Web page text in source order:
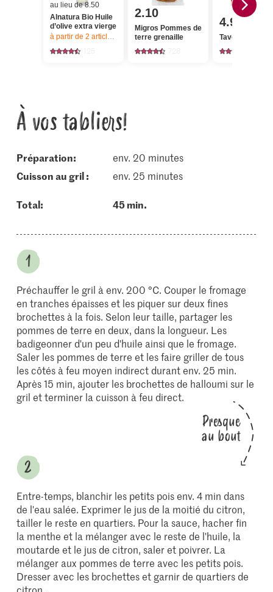
au lieu de 8.50
Alnatura Bio Huile
d’olive extra vierge
à partir de 2 articles, Offre valable du 6.8 au 12.8.2026, jusqu’à
2.10
Migros Pommes de
terre grenaille
4.95
Taverna
À vos tabliers!
Préparation:
env. 20 minutes
cuisson au gril :
env. 25 minutes
Total: 45 min.
Préchauffer le gril à env. 200 °C. Couper le fromage
en tranches épaisses et les piquer sur deux fines
brochettes à la fois. Selon leur taille, partager les
pommes de terre en deux, dans la longueur. Les
badigeonner d'un peu d'huile ainsi que le fromage.
Saler les pommes de terre et les faire griller de tous
les côtés à feu moyen indirect durant env. 25 min.
Après 15 min, ajouter les brochettes de halloumi sur le
gril et terminer la cuisson à feu direct.
Presque
au bout
Entre-temps, blanchir les petits pois env. 4 min dans
de l'eau salée. Exprimer le jus de la moitié du citron,
tailler le reste en quartiers. Pour la sauce, hacher fin
la menthe et la mélanger avec le reste de l'huile, la
moutarde et le jus de citron, saler et poivrer. La
mélanger aux pommes de terre avec les petits pois.
Dresser avec les brochettes et garnir de quartiers de